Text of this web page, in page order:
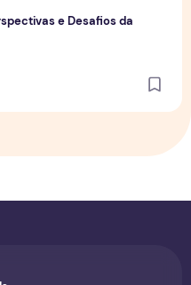
e Desafios da